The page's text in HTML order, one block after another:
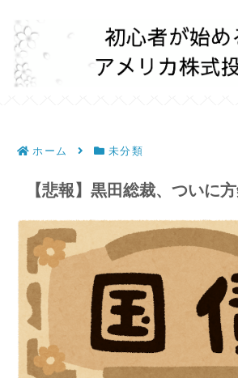
ホーム 未分類
【悲報】黒田総裁、ついに方